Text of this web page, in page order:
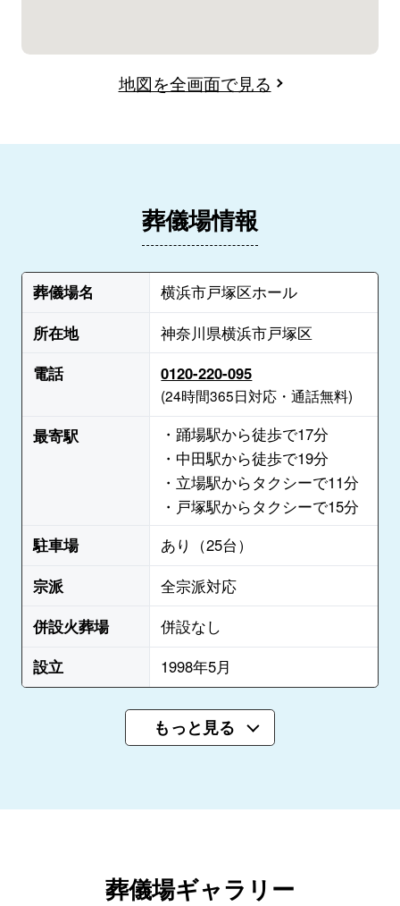
地図を全画面で見る
葬儀場情報
葬儀場名
横浜市戸塚区ホール
所在地
神奈川県横浜市戸塚区
電話
0120-220-095
(24時間365日対応・通話無料)
最寄駅
・踊場駅から徒歩で17分
・中田駅から徒歩で19分
・立場駅からタクシーで11分
・戸塚駅からタクシーで15分
駐車場
あり（25台）
宗派
全宗派対応
併設火葬場
併設なし
設立
1998年5月
もっと見る
葬儀場ギャラリー